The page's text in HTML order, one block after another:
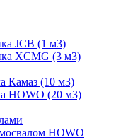
JCB (1 м3)
XCMG (3 м3)
Камаз (10 м3)
HOWO (20 м3)
HOWO